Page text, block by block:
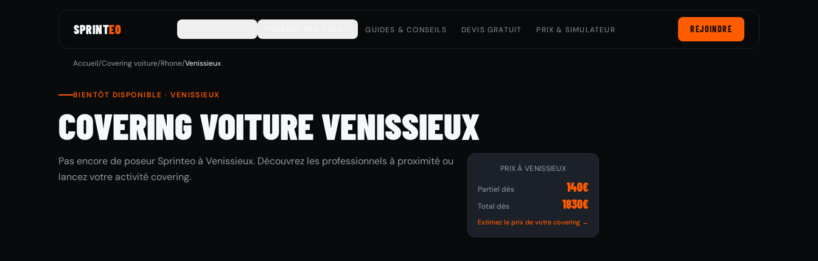
SPRINTEO GUIDES & CONSEILS DEVIS GRATUIT PRIX & SIMULATEUR REJOINDRE
Accueil/Covering voiture/Rhone/Venissieux
BIENTÔT DISPONIBLE · VENISSIEUX
COVERING VOITURE VENISSIEUX
Pas encore de poseur Sprinteo à Venissieux. Découvrez les professionnels à proximité ou
lancez votre activité covering.
PRIX À VENISSIEUX
Partiel dès 140€
Total dès 1830€
Estimez le prix de votre covering →